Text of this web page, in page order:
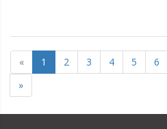
« 1 2 3 4 5 6
»